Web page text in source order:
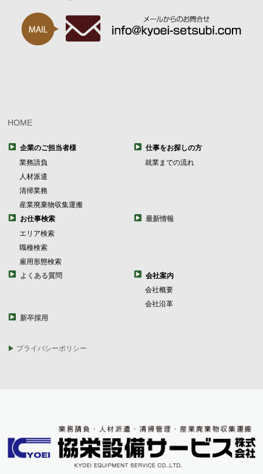
HOME
企業のご担当者様
業務請負
人材派遣
清掃業務
産業廃棄物収集運搬
仕事をお探しの方
就業までの流れ
お仕事検索
エリア検索
職種検索
雇用形態検索
最新情報
よくある質問
会社案内
会社概要
会社沿革
新卒採用
プライバシーポリシー